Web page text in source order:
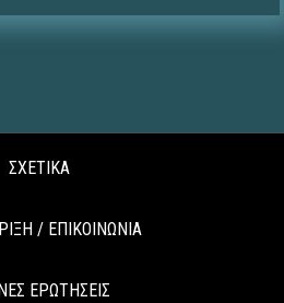
ΣΧΕΤΙΚΑ
/ ΕΠΙΚΟΙΝΩΝΙΑ
ΕΡΩΤΗΣΕΙΣ